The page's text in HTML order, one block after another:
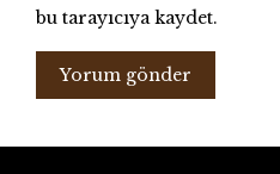
bu tarayıcıya kaydet.